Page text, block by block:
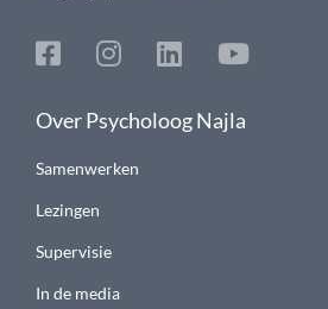
Over Psycholoog Najla
Samenwerken
Lezingen
Supervisie
In de media